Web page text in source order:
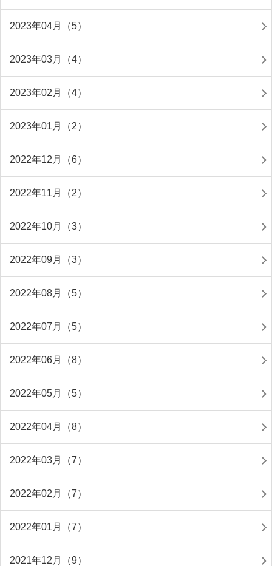
2023年04月（5）
2023年03月（4）
2023年02月（4）
2023年01月（2）
2022年12月（6）
2022年11月（2）
2022年10月（3）
2022年09月（3）
2022年08月（5）
2022年07月（5）
2022年06月（8）
2022年05月（5）
2022年04月（8）
2022年03月（7）
2022年02月（7）
2022年01月（7）
2021年12月（9）